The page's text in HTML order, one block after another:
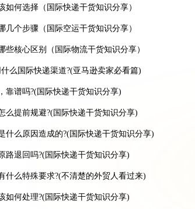
如何选择（国际快递干货知识分享）
几个步骤（国际空运干货知识分享）
些核心区别（国际物流干货知识分享）
么国际快递渠道?(亚马逊卖家必看篇)
靠谱吗?(国际快递干货知识分享)
么提前规避?(国际快递干货知识分享)
什么原因造成的?(国际快递干货知识分享)
路退回吗?(国际快递干货知识分享)
什么特殊要求?(不清楚的外贸人看过来)
如何处理?(国际快递干货知识分享)